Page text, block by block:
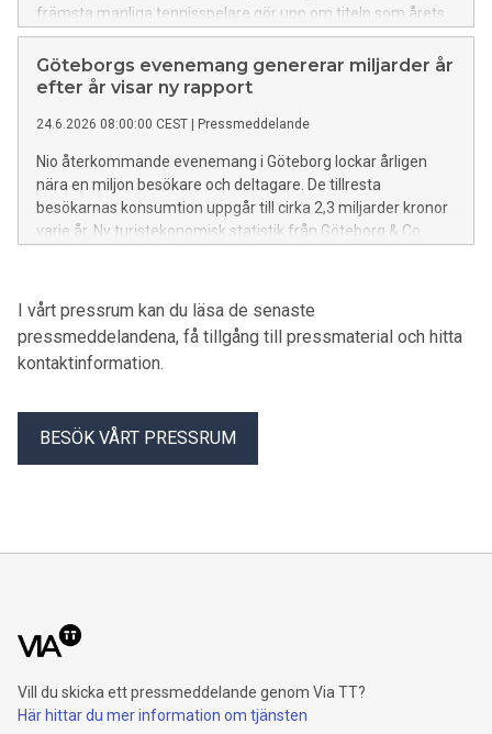
främsta manliga tennisspelare gör upp om titeln som årets
UTS-världsetta och en prispott på en miljon dollar.
Göteborgs evenemang genererar miljarder år
efter år visar ny rapport
24.6.2026 08:00:00 CEST Pressmeddelande
Nio återkommande evenemang i Göteborg lockar årligen
nära en miljon besökare och deltagare. De tillresta
besökarnas konsumtion uppgår till cirka 2,3 miljarder kronor
varje år. Ny turistekonomisk statistik från Göteborg & Co
I vårt pressrum kan du läsa de senaste
pressmeddelandena, få tillgång till pressmaterial och hitta
kontaktinformation.
BESÖK VÅRT PRESSRUM
Vill du skicka ett pressmeddelande genom Via TT?
Här hittar du mer information om tjänsten